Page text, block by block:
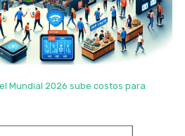
Mundial 2026 sube costos para